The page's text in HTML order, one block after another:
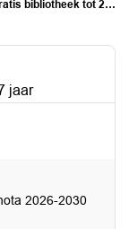
bibliotheek tot 27 jaar
jaar
2026-2030